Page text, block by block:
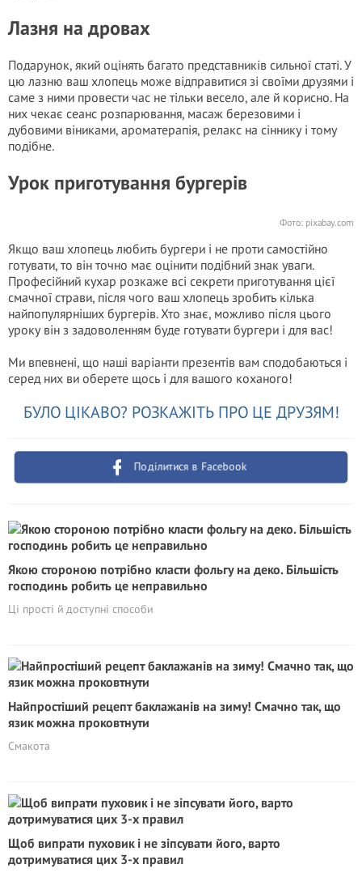
Лазня на дровах
Подарунок, який оцінять багато представників сильної статі. У
цю лазню ваш хлопець може відправитися зі своїми друзями і
саме з ними провести час не тільки весело, але й корисно. На
них чекає сеанс розпарювання, масаж березовими і
дубовими віниками, ароматерапія, релакс на сіннику і тому
подібне.
Урок приготування бургерів
Фото: pixabay.com
Якщо ваш хлопець любить бургери і не проти самостійно
готувати, то він точно має оцінити подібний знак уваги.
Професійний кухар розкаже всі секрети приготування цієї
смачної страви, після чого ваш хлопець зробить кілька
найпопулярніших бургерів. Хто знає, можливо після цього
уроку він з задоволенням буде готувати бургери і для вас!
Ми впевнені, що наші варіанти презентів вам сподобаються і
серед них ви оберете щось і для вашого коханого!
БУЛО ЦІКАВО? РОЗКАЖІТЬ ПРО ЦЕ ДРУЗЯМ!
Поділитися в Facebook
Якою стороною потрібно класти фольгу на деко. Більшість
господинь робить це неправильно
Ці прості й доступні способи
Найпростіший рецепт баклажанів на зиму! Смачно так, що
язик можна проковтнути
Смакота
Щоб випрати пуховик і не зіпсувати його, варто
дотримуватися цих 3-х правил